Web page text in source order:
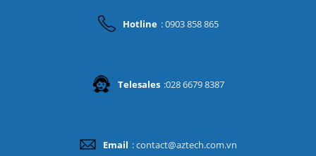
Hotline : 0903 858 865
Telesales :028 6679 8387
Email : contact@aztech.com.vn